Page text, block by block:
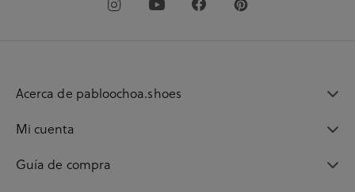
Acerca de pabloochoa.shoes
Mi cuenta
Guía de compra